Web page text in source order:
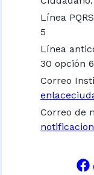
Línea
5
Línea
30 opción 6
Correo
Correo de